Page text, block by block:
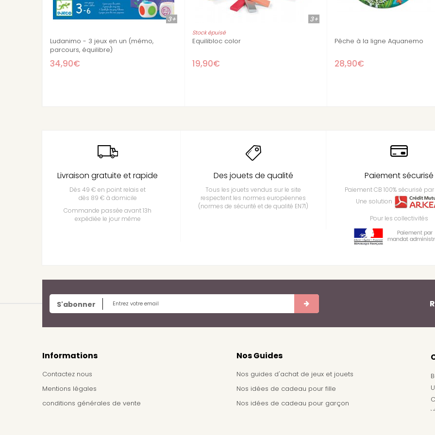
2+
Pyramide d'animaux - Mes premiers
Coffret de jeux LudoPark Djeco Mini Babyfoot Champions
Livraison gratuite et rapide
Dès 49 € en point relais et
dès 89 € à domicile
Commande passée avant 13h
expédiée le jour même
Des jouets de qualité
Tous les jouets vendus sur le site
respectent les normes européennes
(normes de sécurité et de qualité EN71)
Paiement sécurisé
Paiement CB 100% sécurisé
Une solution
Pour les collectivités
S'abonner
Informations
Contactez nous
Mentions légales
conditions générales de vente
Nos Guides
Nos guides d'achat de jeux et jouets
Nos idées de cadeau pour fille
Nos idées de cadeau pour garçon